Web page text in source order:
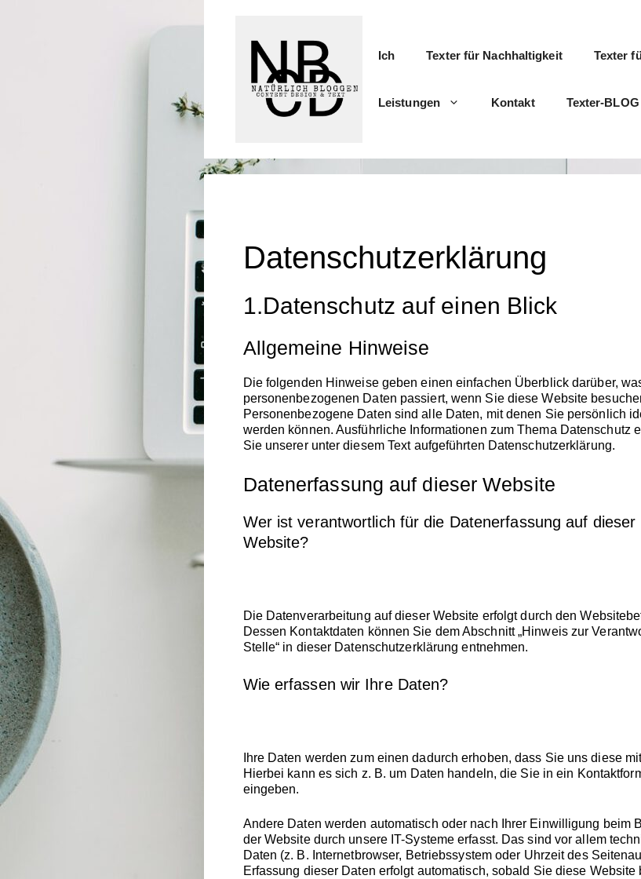
Ich Texter für Nachhaltigkeit Texter
Leistungen Kontakt Texter-BLOG
Datenschutz­erklärung
1.Datenschutz auf einen Blick
Allgemeine Hinweise
Die folgenden Hinweise geben einen einfachen Überblick darüber,
personenbezogenen Daten passiert, wenn Sie diese Website
Personenbezogene Daten sind alle Daten, mit denen Sie persönlich
werden können. Ausführliche Informationen zum Thema Datenschutz
Sie unserer unter diesem Text aufgeführten Datenschutzerklärung.
Datenerfassung auf dieser Website
Wer ist verantwortlich für die Datenerfassung auf dieser
Website?
Die Datenverarbeitung auf dieser Website erfolgt durch den
Dessen Kontaktdaten können Sie dem Abschnitt „Hinweis zur
Stelle“ in dieser Datenschutzerklärung entnehmen.
Wie erfassen wir Ihre Daten?
Ihre Daten werden zum einen dadurch erhoben, dass Sie uns diese
Hierbei kann es sich z. B. um Daten handeln, die Sie in ein
eingeben.
Andere Daten werden automatisch oder nach Ihrer Einwilligung beim
der Website durch unsere IT-Systeme erfasst. Das sind vor allem
Daten (z. B. Internetbrowser, Betriebssystem oder Uhrzeit des
Erfassung dieser Daten erfolgt automatisch, sobald Sie diese Website